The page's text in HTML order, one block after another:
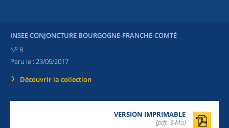
INSEE CONJONCTURE BOURGOGNE-FRANCHE-COMTÉ
No 8
Paru le : 23/05/2017
Découvrir la collection
VERSION IMPRIMABLE
(pdf, 3 Mo)